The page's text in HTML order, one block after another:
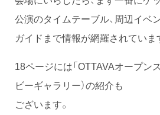
公演のタイムテーブル、周辺イベ
ガイドまで情報が網羅されていま
18ページには「OTTAVAオープン
ビーギャラリー）の紹介も
ございます。